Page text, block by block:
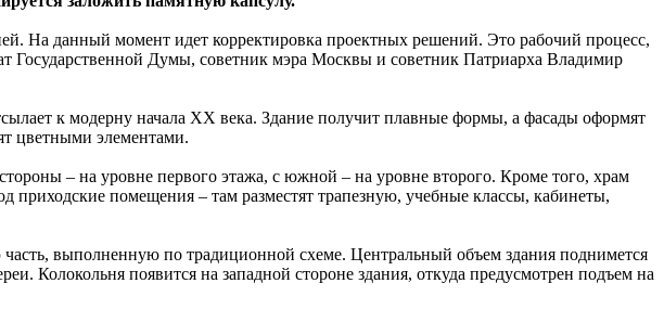
На данный момент идет корректировка проектных решений. Это рабочий процесс,
Государственной Думы, советник мэра Москвы и советник Патриарха Владимир
к модерну начала XX века. Здание получит плавные формы, а фасады оформят
цветными элементами.
– на уровне первого этажа, с южной – на уровне второго. Кроме того, храм
помещения – там разместят трапезную, учебные классы, кабинеты,
выполненную по традиционной схеме. Центральный объем здания поднимется
Колокольня появится на западной стороне здания, откуда предусмотрен подъем на